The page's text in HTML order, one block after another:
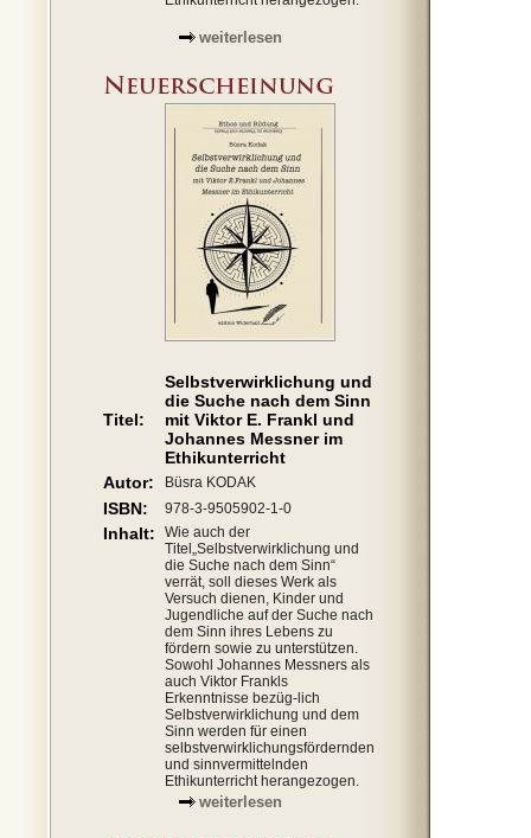
weiterlesen
Titel:
Selbstverwirklichung und
die Suche nach dem Sinn
mit Viktor E. Frankl und
Johannes Messner im
Ethikunterricht
Autor:
Büsra KODAK
ISBN: 978-3-9505902-1-0
Inhalt:
Wie auch der
Titel„Selbstverwirklichung und
die Suche nach dem Sinn“
verrät, soll dieses Werk als
Versuch dienen, Kinder und
Jugendliche auf der Suche nach
dem Sinn ihres Lebens zu
fördern sowie zu unterstützen.
Sowohl Johannes Messners als
auch Viktor Frankls
Erkenntnisse bezüg-lich
Selbstverwirklichung und dem
Sinn werden für einen
selbstverwirklichungsfördernden
und sinnvermittelnden
Ethikunterricht herangezogen.
weiterlesen